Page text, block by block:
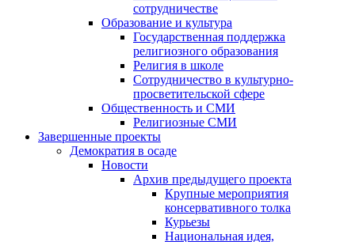
сотрудничестве
Образование и культура
Государственная поддержка
религиозного образования
Религия в школе
Сотрудничество в культурно-
просветительской сфере
Общественность и СМИ
Религиозные СМИ
Завершенные проекты
Демократия в осаде
Новости
Архив предыдущего проекта
Крупные мероприятия
консервативного толка
Курьезы
Национальная идея,